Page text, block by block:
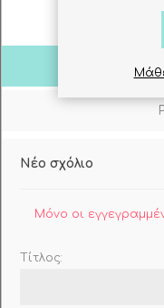
Νέο σχόλιο
Μόνο οι
Τίτλος: